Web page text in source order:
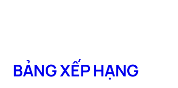
BẢNG XẾP HẠNG